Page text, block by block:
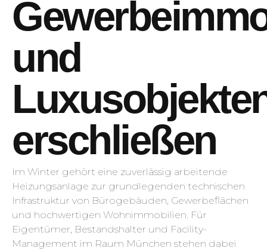
und
erschließen
Im Winter gehört eine zuverlässig arbeitende
Heizungsanlage zur grundlegenden technischen
Infrastruktur von Bürogebäuden, Gewerbeflächen
und hochwertigen Wohnimmobilien. Für
Eigentümer, Bestandshalter und Facility-
Management im Raum München stehen dabei